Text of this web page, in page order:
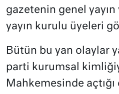
gazetenin genel
yayın kurulu üyeleri
Bütün bu yan olaylar
parti kurumsal
Mahkemesinde açtığı